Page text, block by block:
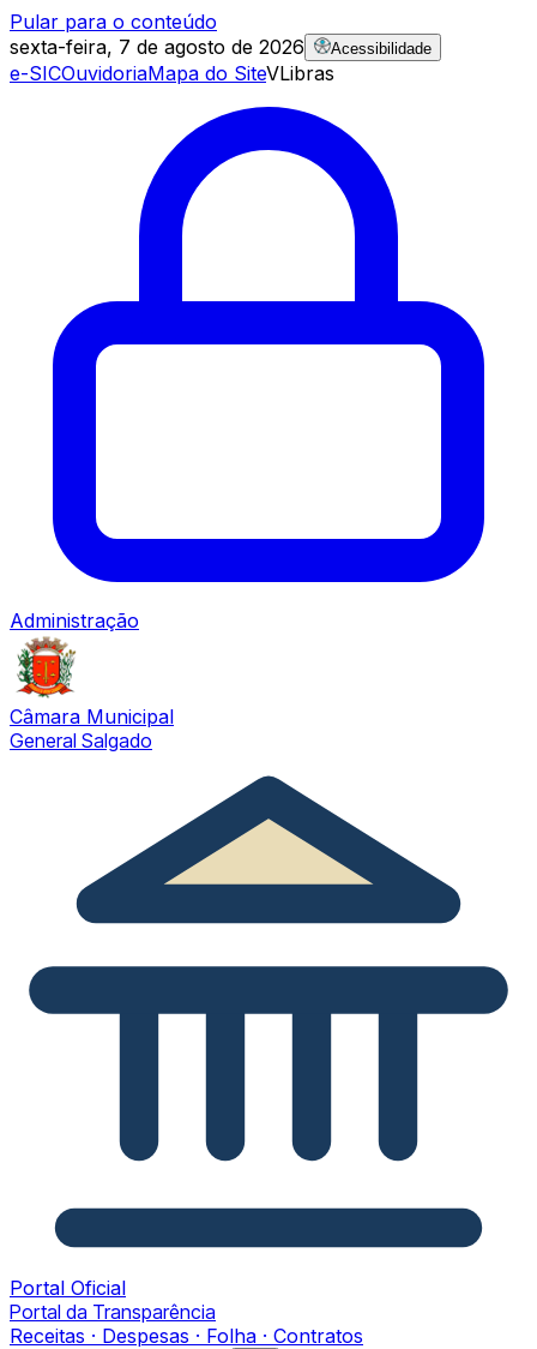
Pular para o conteúdo
sexta-feira, 7 de agosto de 2026
Acessibilidade
e-SICOuvidoriaMapa do SiteVLibras
Administração
Câmara Municipal
General Salgado
Portal Oficial
Portal da Transparência
Receitas · Despesas · Folha · Contratos